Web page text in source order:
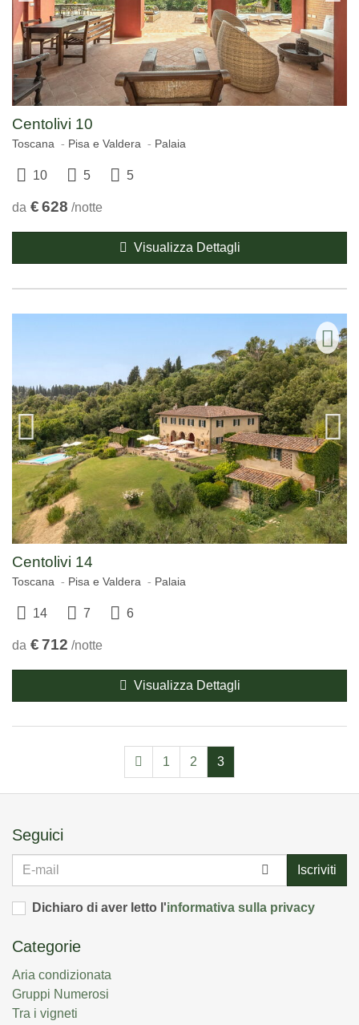
Centolivi 10
Toscana Pisa e Valdera Palaia
10 5 5
da €628 /notte
Visualizza Dettagli
Centolivi 14
Toscana Pisa e Valdera Palaia
14 7 6
da €712 /notte
Visualizza Dettagli
1 2 3
Seguici
E-
Iscriviti
Dichiaro di aver letto l'informativa sulla privacy
Categorie
Aria condizionata
Gruppi Numerosi
Tra i vigneti